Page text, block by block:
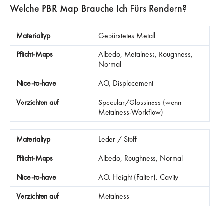
Welche PBR Map Brauche Ich Fürs Rendern?
Gebürstetes Metall
Albedo, Metalness, Roughness,
Normal
AO, Displacement
Specular/Glossiness (wenn
Metalness-Workflow)
Leder / Stoff
Albedo, Roughness, Normal
AO, Height (Falten), Cavity
Metalness